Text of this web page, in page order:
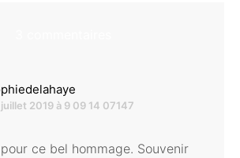
juillet 2019 à 9 09 14 07147
ce bel hommage. Souvenir